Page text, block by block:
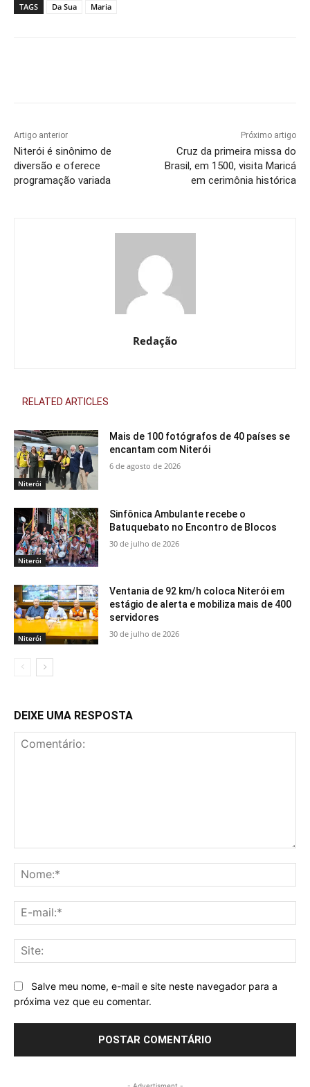
TAGS Da Sua Maria
Artigo anterior
Niterói é sinônimo de
diversão e oferece
programação variada
Próximo artigo
Cruz da primeira missa do
Brasil, em 1500, visita Maricá
em cerimônia histórica
Redação
RELATED ARTICLES
Niterói
Mais de 100 fotógrafos de 40 países se
encantam com Niterói
6 de agosto de 2026
Niterói
Sinfônica Ambulante recebe o
Batuquebato no Encontro de Blocos
30 de julho de 2026
Niterói
Ventania de 92 km/h coloca Niterói em
estágio de alerta e mobiliza mais de 400
servidores
30 de julho de 2026
DEIXE UMA RESPOSTA
Salve meu nome, e-mail e site neste navegador para a
próxima vez que eu comentar.